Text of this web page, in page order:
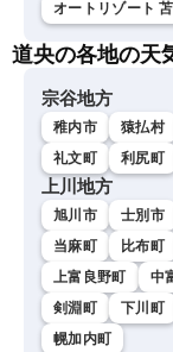
オートリゾート
道央の各地の天
宗谷地方
稚内市 猿払村
礼文町
利尻町
上川地方
旭川市 士別市
当麻町
比布町
上富良野町
中
剣淵町
下川町
幌加内町